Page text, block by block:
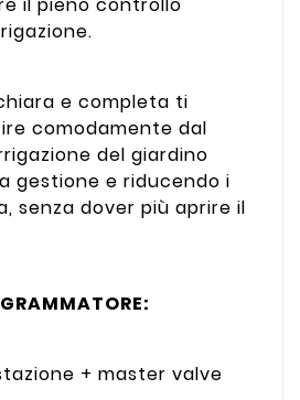
e completa ti
comodamente dal
del giardino
gestione e riducendo i
senza dover più aprire il
+ master valve